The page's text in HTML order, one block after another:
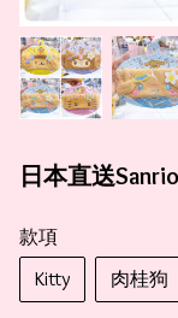
日本直送
款項
Kitty
肉桂狗